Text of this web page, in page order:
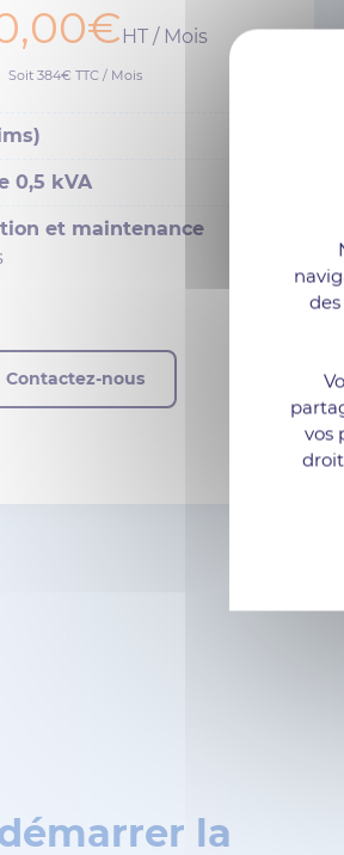
HT / Mois
Soit 384€ TTC / Mois
0,5 kVA
et maintenance
Contactez-nous
la
vos